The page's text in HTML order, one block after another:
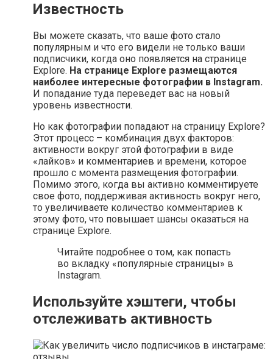
Известность
Вы можете сказать, что ваше фото стало
популярным и что его видели не только ваши
подписчики, когда оно появляется на странице
Explore. На странице Explore размещаются
наиболее интересные фотографии в Instagram.
И попадание туда переведет вас на новый
уровень известности.
Но как фотографии попадают на страницу Explore?
Этот процесс – комбинация двух факторов:
активности вокруг этой фотографии в виде
«лайков» и комментариев и времени, которое
прошло с момента размещения фотографии.
Помимо этого, когда вы активно комментируете
свое фото, поддерживая активность вокруг него,
то увеличиваете количество комментариев к
этому фото, что повышает шансы оказаться на
странице Explore.
Читайте подробнее о том, как попасть
во вкладку «популярные страницы» в
Instagram.
Используйте хэштеги, чтобы
отслеживать активность